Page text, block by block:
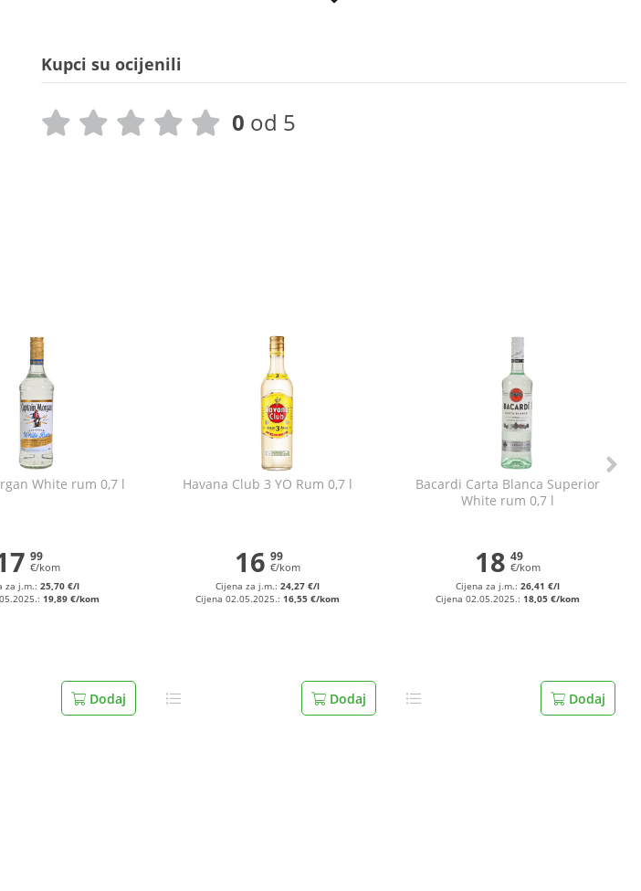
Kupci su ocijenili
0 od 5
White rum 0,7 l
99
€/kom
za j.m.: 25,70 €/l
19,89 €/kom
Dodaj
Havana Club 3 YO Rum 0,7 l
16 99
€/kom
Cijena za j.m.: 24,27 €/l
Cijena 02.05.2025.: 16,55 €/kom
Dodaj
Bacardi Carta Blanca Superior
White rum 0,7 l
18 49
€/kom
Cijena za j.m.: 26,41 €/l
Cijena 02.05.2025.: 18,05 €/kom
Dodaj